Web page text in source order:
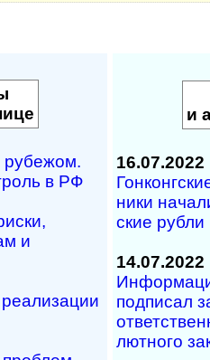
рубежом.
в РФ
и
и
16.07.2022
ни­ки
ские рубли
14.07.2022
под­пи­сал
лют­но­го